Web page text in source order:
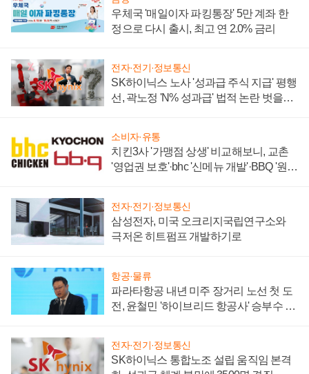
우체국 '매일이자 파킹통장' 5만 계좌 한
정으로 다시 출시, 최고 연 2.0% 금리
전자·전기·정보통신
SK하이닉스 노사 '성과급 주식 지급' 평행
선, 곽노정 'N% 성과급' 법적 논란 벗을지
소비자·유통
치킨3사 '가맹점 상생' 비교해보니, 교촌
'영업권 보호'·bhc '신메뉴 개발'·BBQ '원가
전자·전기·정보통신
삼성전자, 미국 오크리지국립연구소와
극저온 히트펌프 개발하기로
항공·물류
파라타항공 내년 미주 장거리 노선 첫 도
전, 윤철민 '하이브리드 항공사' 승부수 통
전자·전기·정보통신
SK하이닉스 통합노조 설립 움직임 본격